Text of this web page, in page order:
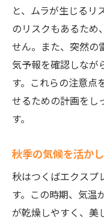
と、ムラが生じるリ
のリスクもあるため
せん。また、突然の
気予報を確認しなが
す。これらの注意点
せるための計画をし
す。
秋季の気候を活か
秋はつくばエクスプ
す。この時期、気温
が乾燥しやすく、美